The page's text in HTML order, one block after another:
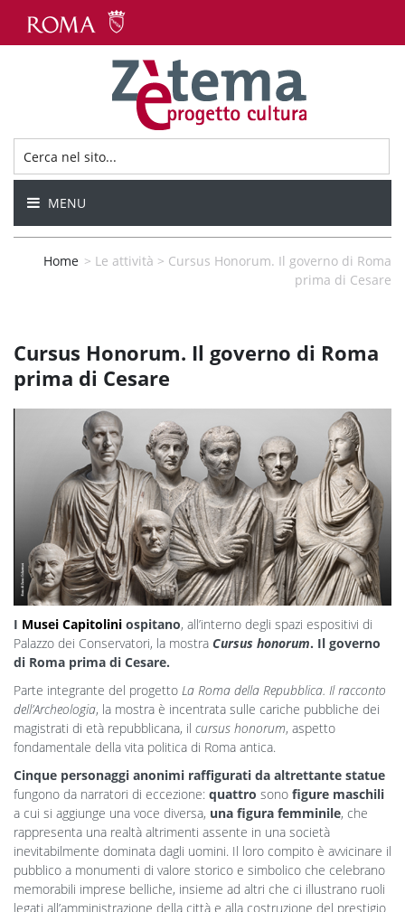
MENU
Home > Le attività > Cursus Honorum. Il governo di Roma
prima di Cesare
Cursus Honorum. Il governo di Roma
prima di Cesare
I Musei Capitolini ospitano, all’interno degli spazi espositivi di
Palazzo dei Conservatori, la mostra Cursus honorum. Il governo
di Roma prima di Cesare.
Parte integrante del progetto La Roma della Repubblica. Il racconto
dell’Archeologia, la mostra è incentrata sulle cariche pubbliche dei
magistrati di età repubblicana, il cursus honorum, aspetto
fondamentale della vita politica di Roma antica.
Cinque personaggi anonimi raffigurati da altrettante statue
fungono da narratori di eccezione: quattro sono figure maschili
a cui si aggiunge una voce diversa, una figura femminile, che
rappresenta una realtà altrimenti assente in una società
inevitabilmente dominata dagli uomini. Il loro compito è avvicinare il
pubblico a monumenti di valore storico e simbolico che celebrano
memorabili imprese belliche, insieme ad altri che ci illustrano ruoli
legati all’amministrazione della città e alla costruzione del prestigio